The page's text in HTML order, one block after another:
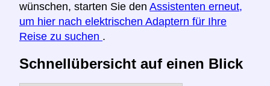
wünschen, starten Sie den Assistenten erneut,
um hier nach elektrischen Adaptern für Ihre
Reise zu suchen .
Schnellübersicht auf einen Blick